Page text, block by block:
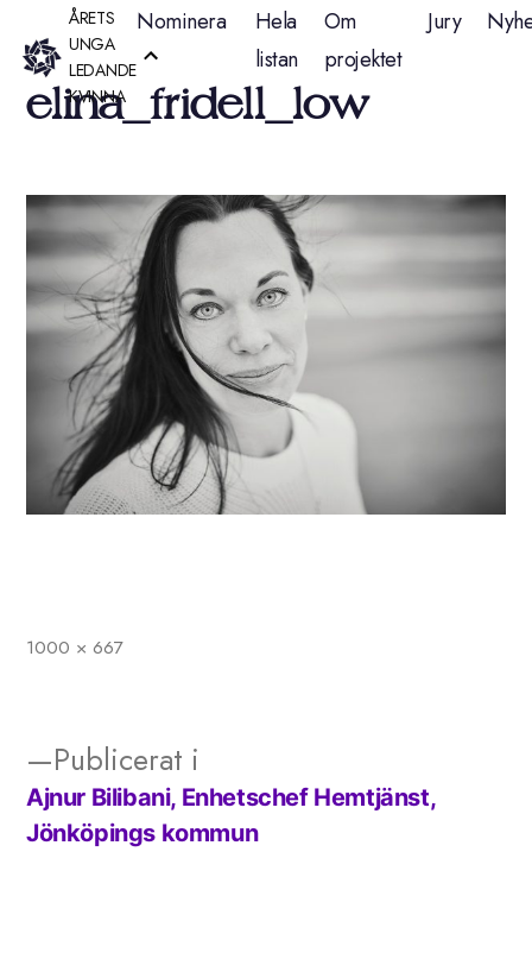
Hoppa
till
innehåll
ÅRETS
UNGA
LEDANDE
KVINNA
Nominera
Hela
listan
Om
projektet
Jury
elina_fridell_low
Full
1000 × 667
Inläggsnavigering
Publicerat i
Ajnur Bilibani, Enhetschef Hemtjänst,
Jönköpings kommun